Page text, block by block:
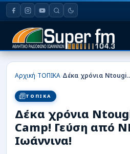
HOME
ΠΟΔΟΣΦΑΙΡΟ
ΜΠΑΣΚΕΤ
Αρχική›ΤΟΠΙΚΑ› Δέκα χρόνια Ntougias
ΤΟΠΙΚΑ
Δέκα χρόνια
Camp! Γεύση από
Ιωάννινα!